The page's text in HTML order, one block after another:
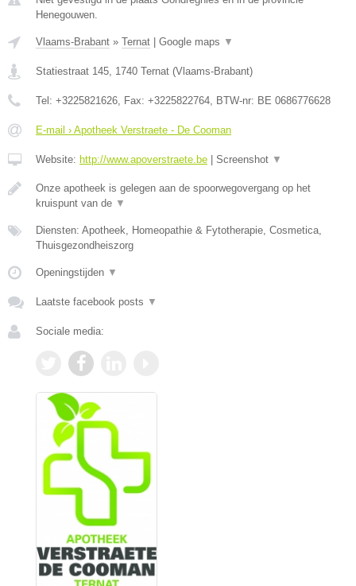
Henegouwen.
Vlaams-Brabant » Ternat | Google maps ▼
Statiestraat 145 1740 Ternat (Vlaams-Brabant)
Tel: +3225821626 , Fax: +3225822764 , BTW-nr: BE 0686776628
E-mail › Apotheek Verstraete - De Cooman
Website: http://www.apoverstraete.be | Screenshot ▼
Onze apotheek is gelegen aan de spoorwegovergang op het
kruispunt van de ▼
Diensten: Apotheek, Homeopathie & Fytotherapie, Cosmetica,
Thuisgezondheiszorg
Openingstijden ▼
Laatste facebook posts ▼
Sociale media: